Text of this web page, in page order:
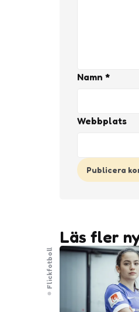
Namn *
Webbplats
Läs fler
Flickfotboll